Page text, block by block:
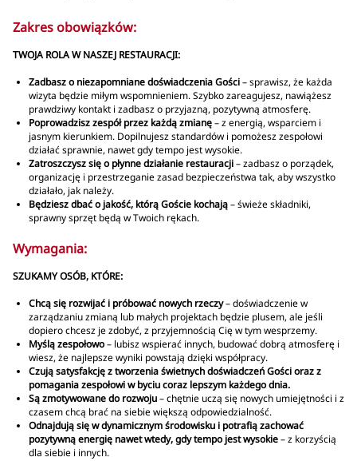
Zakres obowiązków:
TWOJA ROLA W NASZEJ RESTAURACJI:
Zadbasz o niezapomniane doświadczenia Gości– sprawisz, że każda
wizyta będzie miłym wspomnieniem. Szybko zareagujesz, nawiążesz
prawdziwy kontakt i zadbasz o przyjazną, pozytywną atmosferę.
Poprowadzisz zespół przez każdą zmianę– z energią, wsparciem i
jasnym kierunkiem. Dopilnujesz standardów i pomożesz zespołowi
działać sprawnie, nawet gdy tempo jest wysokie.
Zatroszczysz się o płynne działanie restauracji– zadbasz o porządek,
organizację i przestrzeganie zasad bezpieczeństwa tak, aby wszystko
działało, jak należy.
Będziesz dbać o jakość, którą Goście kochają– świeże składniki,
sprawny sprzęt będą w Twoich rękach.
Wymagania:
SZUKAMY OSÓB, KTÓRE:
Chcą się rozwijać i próbować nowych rzeczy– doświadczenie w
zarządzaniu zmianą lub małych projektach będzie plusem, ale jeśli
dopiero chcesz je zdobyć, z przyjemnością Cię w tym wesprzemy.
Myślą zespołowo– lubisz wspierać innych, budować dobrą atmosferę i
wiesz, że najlepsze wyniki powstają dzięki współpracy.
Czują satysfakcję z tworzenia świetnych doświadczeń Gości oraz z
pomagania zespołowi w byciu coraz lepszym każdego dnia.
Są zmotywowane do rozwoju– chętnie uczą się nowych umiejętności i z
czasem chcą brać na siebie większą odpowiedzialność.
Odnajdują się w dynamicznym środowisku i potrafią zachować
pozytywną energię nawet wtedy, gdy tempo jest wysokie– z korzyścią
dla siebie i innych.